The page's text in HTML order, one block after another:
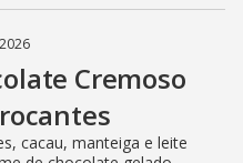
Cremoso
cacau, manteiga e leite